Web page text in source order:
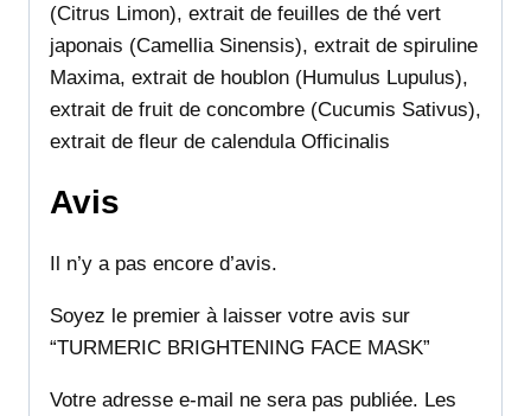
(Citrus Limon), extrait de feuilles de thé vert
japonais (Camellia Sinensis), extrait de spiruline
Maxima, extrait de houblon (Humulus Lupulus),
extrait de fruit de concombre (Cucumis Sativus),
extrait de fleur de calendula Officinalis
Avis
Il n’y a pas encore d’avis.
Soyez le premier à laisser votre avis sur
“TURMERIC BRIGHTENING FACE MASK”
Votre adresse e-mail ne sera pas publiée. Les